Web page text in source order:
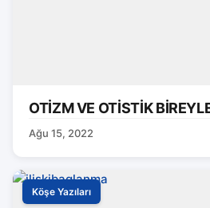
OTİZM VE OTİSTİK
Ağu 15, 2022
Köşe Yazıları